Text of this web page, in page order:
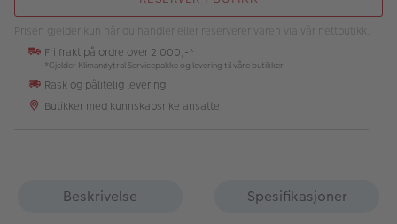
Prisen gjelder kun når du handler eller reserverer varen via vår nettbutikk.
Fri frakt på ordre over 2 000,-*
*Gjelder Klimanøytral Servicepakke og levering til våre butikker
Rask og pålitelig levering
Butikker med kunnskapsrike ansatte
Beskrivelse Spesifikasjoner